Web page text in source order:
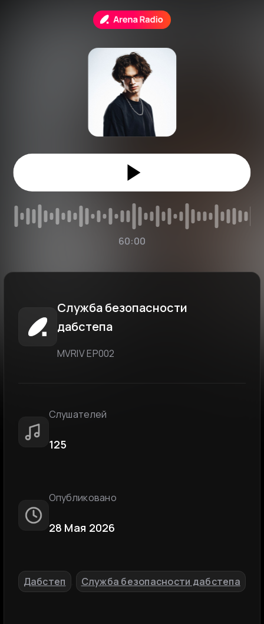
60:00
Служба безопасности
дабстепа
MVRIV ЕР002
Слушателей
125
Опубликовано
28 Мая 2026
Дабстеп Служба безопасности дабстепа